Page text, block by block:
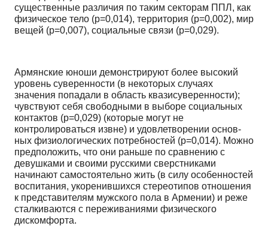
существенные различия по таким секторам ППЛ, как
физическое тело (p=0,014), территория (p=0,002), мир
вещей (p=0,007), социальные свя­зи (p=0,029).
Армянские юноши демонстрируют более высокий
уровень суверенности (в некоторых слу­чаях
значения попадали в область квазисуверенности);
чувствуют себя свободными в выборе соци­альных
контактов (p=0,029) (которые могут не
контролироваться извне) и удовлетворении основ­
ных физиологических потребностей (p=0,014). Можно
предположить, что они раньше по сравне­нию с
девушками и своими русскими сверстниками
начинают самостоятельно жить (в силу осо­бенностей
воспитания, укоренившихся стереотипов отношения
к представителям мужского пола в Армении) и реже
сталкиваются с переживаниями физического
дискомфорта.